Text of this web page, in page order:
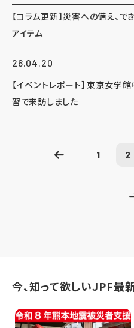
【コラム更新】災害への備え、
アイテム
26.04.20
【イベントレポート】東京女
習で来訪しました
1 2
今、知って欲しいJPF最